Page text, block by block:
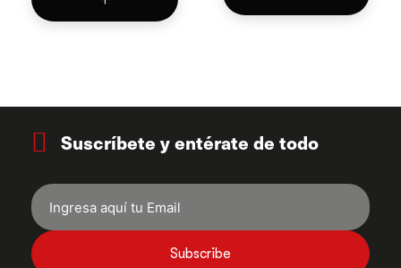
Suscríbete y entérate de todo
Subscribe